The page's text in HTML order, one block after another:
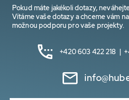
Pokud máte jakékoli dotazy,
Vítáme vaše dotazy a chceme vám
možnou podporu pro vaše projekty.
+420 603 422 218 |